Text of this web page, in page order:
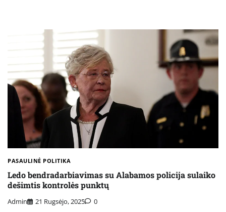
PASAULINĖ POLITIKA
Ledo bendradarbiavimas su Alabamos policija sulaiko
dešimtis kontrolės punktų
Admin 21 Rugsėjo, 2025 0